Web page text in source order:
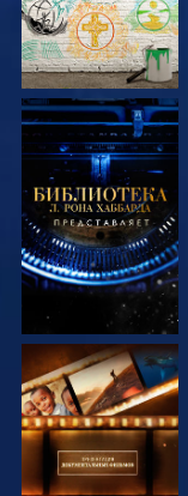
СМОТРЕТЬ
ПЕРЕДАЧИ
СМОТРЕТЬ
ПЕРЕДАЧИ